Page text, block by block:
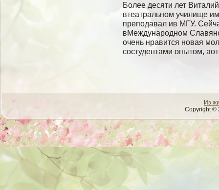
Более десяти лет
втеатральном училище
преподавал ив МГУ.
вМеждународном
очень нравится новая
сοстудентами опытом,
Из
Copyright ©